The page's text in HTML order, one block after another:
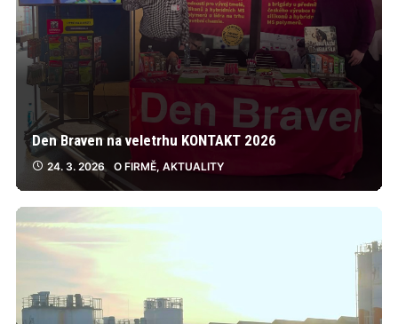
Den Braven na veletrhu KONTAKT 2026
24. 3. 2026 O FIRMĚ, AKTUALITY